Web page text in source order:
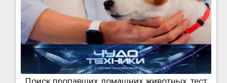
Поиск пропавших домашних животных, тест